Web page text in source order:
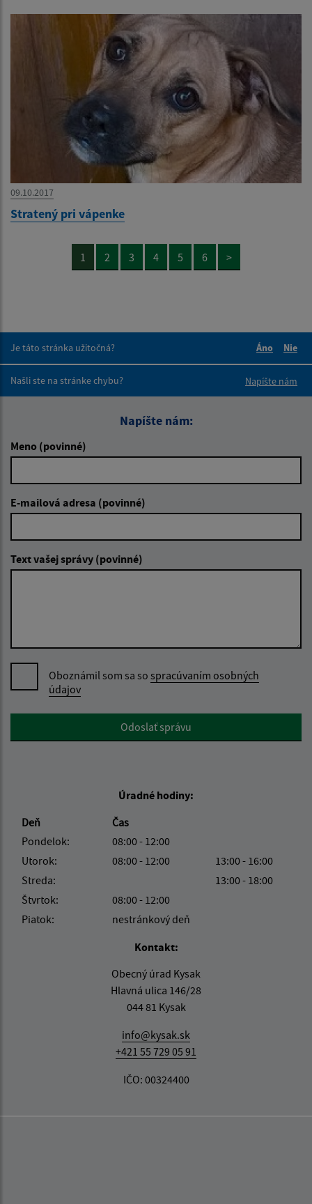
09.10.2017
Stratený pri vápenke
1 2 3 4 5 6 >
Je táto stránka užitočná?
Áno
Nie
Našli ste na stránke chybu?
Napíšte nám
Napíšte nám:
Meno (povinné)
E-mailová adresa (povinné)
Text vašej správy (povinné)
Oboznámil som sa so spracúvaním osobných
údajov
Google reCaptcha ResponseOdoslať správu
Úradné hodiny:
Deň
Čas
Pondelok:
08:00 - 12:00
Utorok:
08:00 - 12:00
13:00 - 16:00
Streda:
13:00 - 18:00
Štvrtok:
08:00 - 12:00
Piatok:
nestránkový deň
Kontakt:
Obecný úrad Kysak
Hlavná ulica 146/28
044 81 Kysak
info@kysak.sk
+421 55 729 05 91
IČO: 00324400